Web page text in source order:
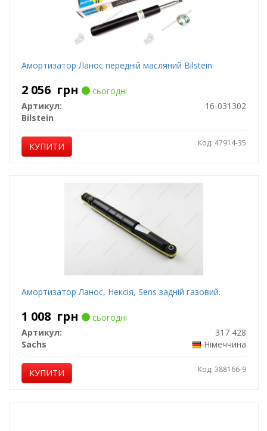
Амортизатор Ланос передній масляний Bilstein
2 056 грн
сьогодні
Артикул:
16-031302
Bilstein
КУПИТИ Код: 47914-35
Амортизатор Ланос, Нексія, Sens задній газовий.
1 008 грн
сьогодні
Артикул:
317 428
Sachs
Німеччина
КУПИТИ Код: 388166-9